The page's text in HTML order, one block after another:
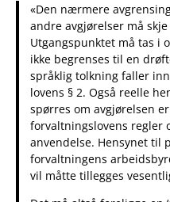
«Den nærmere
andre avgjørelser må
Utgangspunktet må tas i
ikke begrenses til en
språklig tolkning faller
lovens § 2. Også reelle
spørres om avgjørelsen
forvaltningslovens regler
anvendelse. Hensynet til
forvaltningens
vil måtte tillegges